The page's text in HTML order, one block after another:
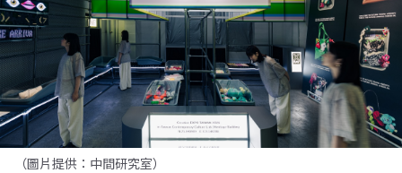
（圖片提供：中間研究室）